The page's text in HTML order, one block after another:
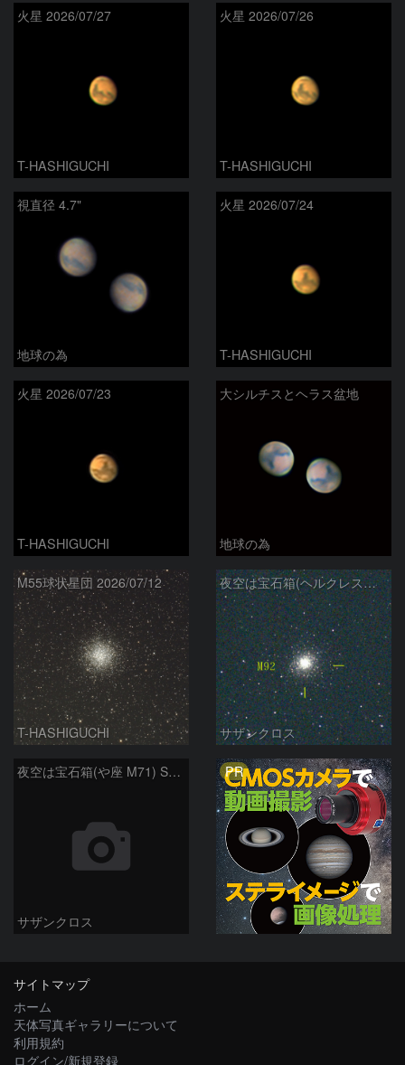
火星 2026/07/27
T-HASHIGUCHI
火星 2026/07/26
T-HASHIGUCHI
視直径 4.7"
地球の為
火星 2026/07/24
T-HASHIGUCHI
火星 2026/07/23
T-HASHIGUCHI
大シルチスとヘラス盆地
地球の為
M55球状星団 2026/07/12
T-HASHIGUCHI
夜空は宝石箱(ヘルクレス座 M92) Seestar50
サザンクロス
夜空は宝石箱(や座 M71) Seestar50
サザンクロス
PR
サイトマップ
ホーム
天体写真ギャラリーについて
利用規約
ログイン/新規登録